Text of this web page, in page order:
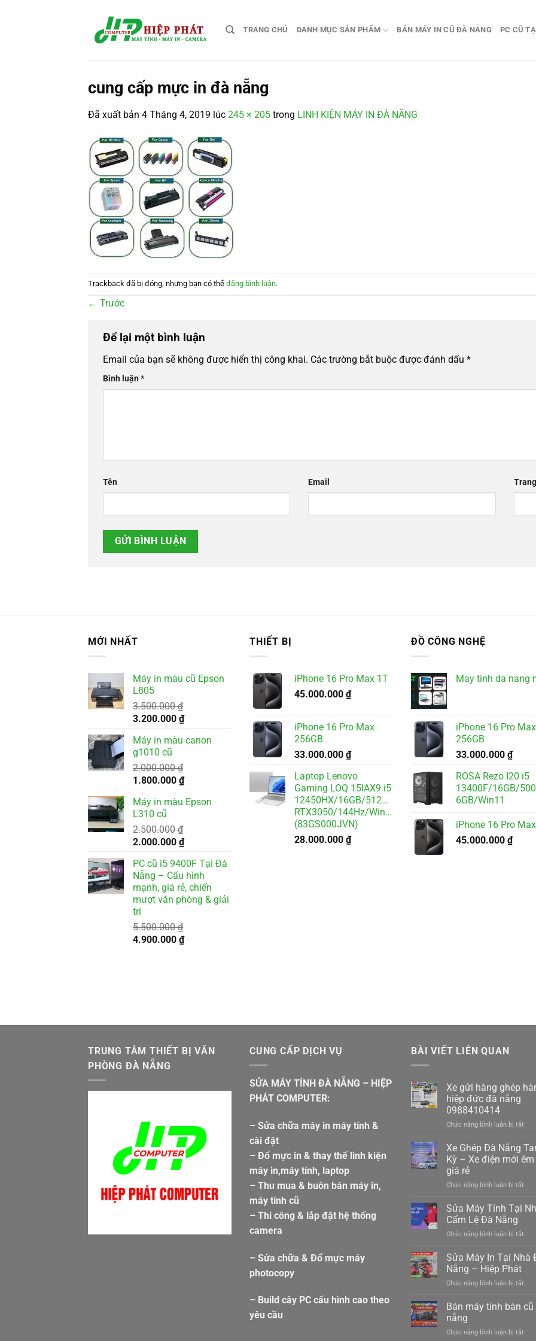
TRANG CHỦ DANH MỤC SẢN PHẨM BÁN MÁY IN CŨ ĐÀ NẴNG PC CŨ
cung cấp mực in đà nẵng
Đã xuất bản 4 Tháng 4, 2019 lúc 245 × 205 trong LINH KIỆN MÁY IN ĐÀ NẴNG
Trackback đã bị đóng, nhưng bạn có thể đăng bình luận.
← Trước
Để lại một bình luận
Email của bạn sẽ không được hiển thị công khai. Các trường bắt buộc được đánh dấu *
Bình luận*
Tên Email
MỚI NHẤT
Máy in màu cũ Epson
L805
3.500.000₫
Giá
là:
3.500.000 ₫.
3.200.000 ₫Giá
tại
Máy in màu canon
g1010 cũ
2.000.000₫
Giá
là:
2.000.000 ₫.
1.800.000 ₫Giá
tại
Máy in màu Epson
L310 cũ
2.500.000₫
Giá
là:
2.500.000 ₫.
2.000.000 ₫Giá
tại
là:
2.000.000 ₫.
PC cũ i5 9400F Tại Đà
Nẵng – Cấu hình
mạnh, giá rẻ, chiến
mượt văn phòng & giải
trí
5.500.000₫
Giá
4.900.000 ₫Giá
THIẾT BỊ
iPhone 16 Pro Max 1T
45.000.000 ₫
iPhone 16 Pro Max
256GB
33.000.000 ₫
Laptop Lenovo
Gaming LOQ 15IAX9 i5
12450HX/16GB/512GB/6GB
RTX3050/144Hz/Win11
(83GS000JVN)
28.000.000 ₫
ĐỒ CÔNG NGHỆ
May tinh da nang
iPhone 16 Pro Max
256GB
33.000.000 ₫
ROSA Rezo I20 i5
13400F/16GB/
6GB/Win11
iPhone 16 Pro
45.000.000 ₫
TRUNG TÂM THIẾT BỊ VĂN
PHÒNG ĐÀ NẴNG
CUNG CẤP DỊCH VỤ
SỬA MÁY TÍNH ĐÀ NẴNG – HIỆP
PHÁT COMPUTER:
– Sửa chữa máy in máy tính &
cài đặt
– Đổ mực in & thay thế linh kiện
máy in,máy tính, laptop
– Thu mua & buôn bán máy in,
máy tính cũ
– Thi công & lắp đặt hệ thống
camera
– Sửa chữa & Đổ mực máy
photocopy
– Build cây PC cấu hình cao theo
yêu cầu
BÀI VIẾT LIÊN QUAN
Xe gửi hàng ghép
hiệp đức đà nẵng
0988410414
Chức năng bình luận bị tắt
gửi
đà
Xe Ghép Đà Nẵng
Kỳ – Xe điện mới
giá rẻ
Chức năng bình luận bị tắt
–
ái
Sửa Máy Tính Tại
Cẩm Lệ Đà Nẵng
Chức năng bình luận bị tắt
Máy
Lệ
Sửa Máy In Tại Nhà
Nẵng – Hiệp Phát
Chức năng bình luận bị tắt
Máy
Bán máy tính bàn
nẵng
Chức năng bình luận bị tắt